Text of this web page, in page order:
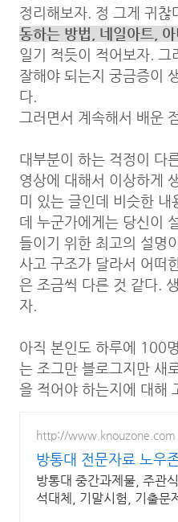
정리해보자. 정 그게 귀찮
동하는 방법, 네일아트,
일기 적듯이 적어보자. 그
잘해야 되는지 궁금증이
다.
그러면서 계속해서 배운
대부분이 하는 걱정이 다
영상에 대해서 이상하게
미 있는 글인데 비슷한
데 누군가에게는 당신이
들이기 위한 최고의 설명
사고 구조가 달라서 어떠
은 조금씩 다른 것 같다.
자.
아직 본인도 하루에 100
는 조그만 블로그지만 새
을 적어야 하는지에 대해
http://www.knouzone.com
방통대 전문자료 노우
자료포털 NO.1
방통대 중간과제물, 주관
석대체, 기말시험, 기출문